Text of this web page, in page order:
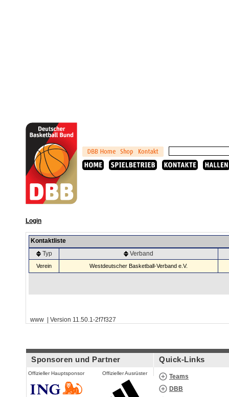
Login
Kontaktliste
Typ
Verband
Verein Westdeutscher Basketball-Verband e.V.
www | Version 11.50.1-2f7f327
Sponsoren und Partner
Offizieller Hauptsponsor Offizieller Ausrüster
Quick-Links
Teams
DBB